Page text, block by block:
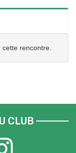
rencontre.
CLUB